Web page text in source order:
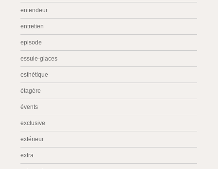
entendeur
entretien
episode
essuie-glaces
esthétique
étagère
évents
exclusive
extérieur
extra